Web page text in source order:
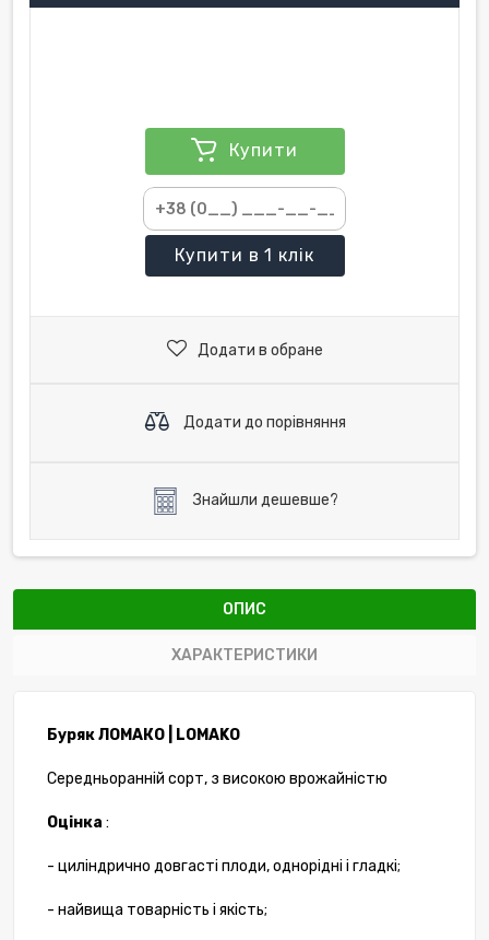
Купити
Купити в 1 клік
Додати в обране
Додати до порівняння
Знайшли дешевше?
ОПИС
ХАРАКТЕРИСТИКИ
Буряк ЛОМАКО | LOMAKO
Середньоранній сорт, з високою врожайністю
Оцінка :
- циліндрично довгасті плоди, однорідні і гладкі;
- найвища товарність і якість;